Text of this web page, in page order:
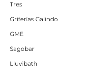
Tres
Griferías Galindo
GME
Sagobar
Lluvibath